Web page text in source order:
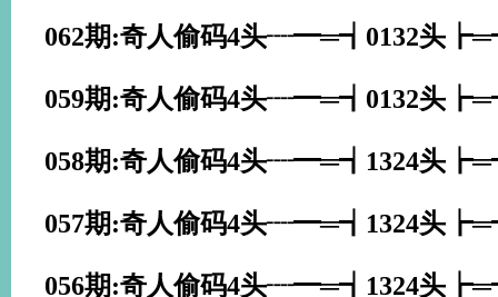
062期:奇人偷码4头┈━═┪0132头
059期:奇人偷码4头┈━═┪0132头
058期:奇人偷码4头┈━═┪1324头
057期:奇人偷码4头┈━═┪1324头
056期:奇人偷码4头┈━═┪1324头